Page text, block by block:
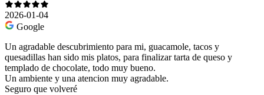
2026-01-04
Google
Un agradable descubrimiento para mi, guacamole, tacos y
quesadillas han sido mis platos, para finalizar tarta de queso y
templado de chocolate, todo muy bueno.
Un ambiente y una atencion muy agradable.
Seguro que volveré